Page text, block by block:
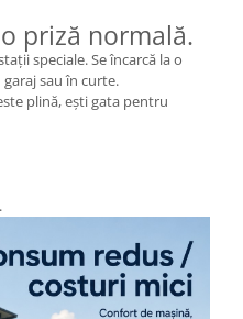
priză normală.
speciale. Se încarcă la o
garaj sau în curte.
plină, ești gata pentru